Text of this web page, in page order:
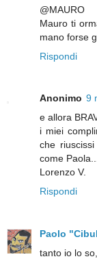
@MAURO
Mauro ti
mano forse
Rispondi
Anonimo 9
e allora
i miei
che
come
Lorenzo V.
Rispondi
Paolo
tanto io lo